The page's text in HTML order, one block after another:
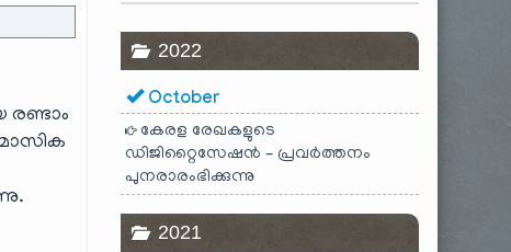
2022
October
കേരള രേഖകളുടെ
ഡിജിറ്റൈസേഷൻ – പ്രവർത്തനം
പുനരാരംഭിക്കുന്നു
2021